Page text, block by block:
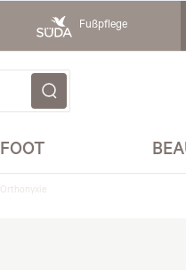
Fußpflege
FOOT
Orthonyxie